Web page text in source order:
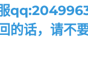
保证性能不超开
的话，请不